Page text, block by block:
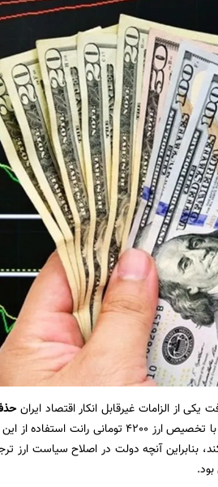
از الزامات غیرقابل انکار اقتصاد ایران
بود اما دولت پیشین به دلایل سیاسی این الزام را نادیده گرفته و همچنان با تخصیص ارز 4200 تومانی ‏رانت
بنابراین آنچه دولت در اصلاح سیاست ارز